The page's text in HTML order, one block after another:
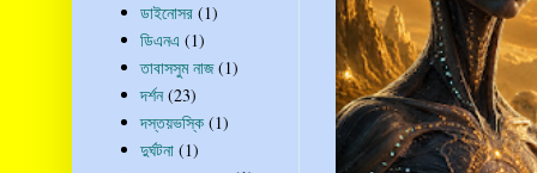
ডাইনোসর (1)
ডিএনএ (1)
তাবাসসুম নাজ (1)
দর্শন (23)
দস্তয়ভস্কি (1)
দুর্ঘটনা (1)